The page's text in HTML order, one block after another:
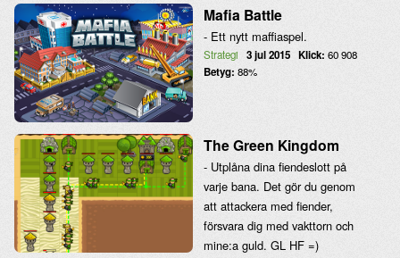
Mafia Battle
- Ett nytt maffiaspel.
Strategi 3 jul 2015 Klick: 60 908
Betyg: 88%
The Green Kingdom
- Utplåna dina fiendeslott på
varje bana. Det gör du genom
att attackera med fiender,
försvara dig med vakttorn och
mine:a guld. GL HF =)